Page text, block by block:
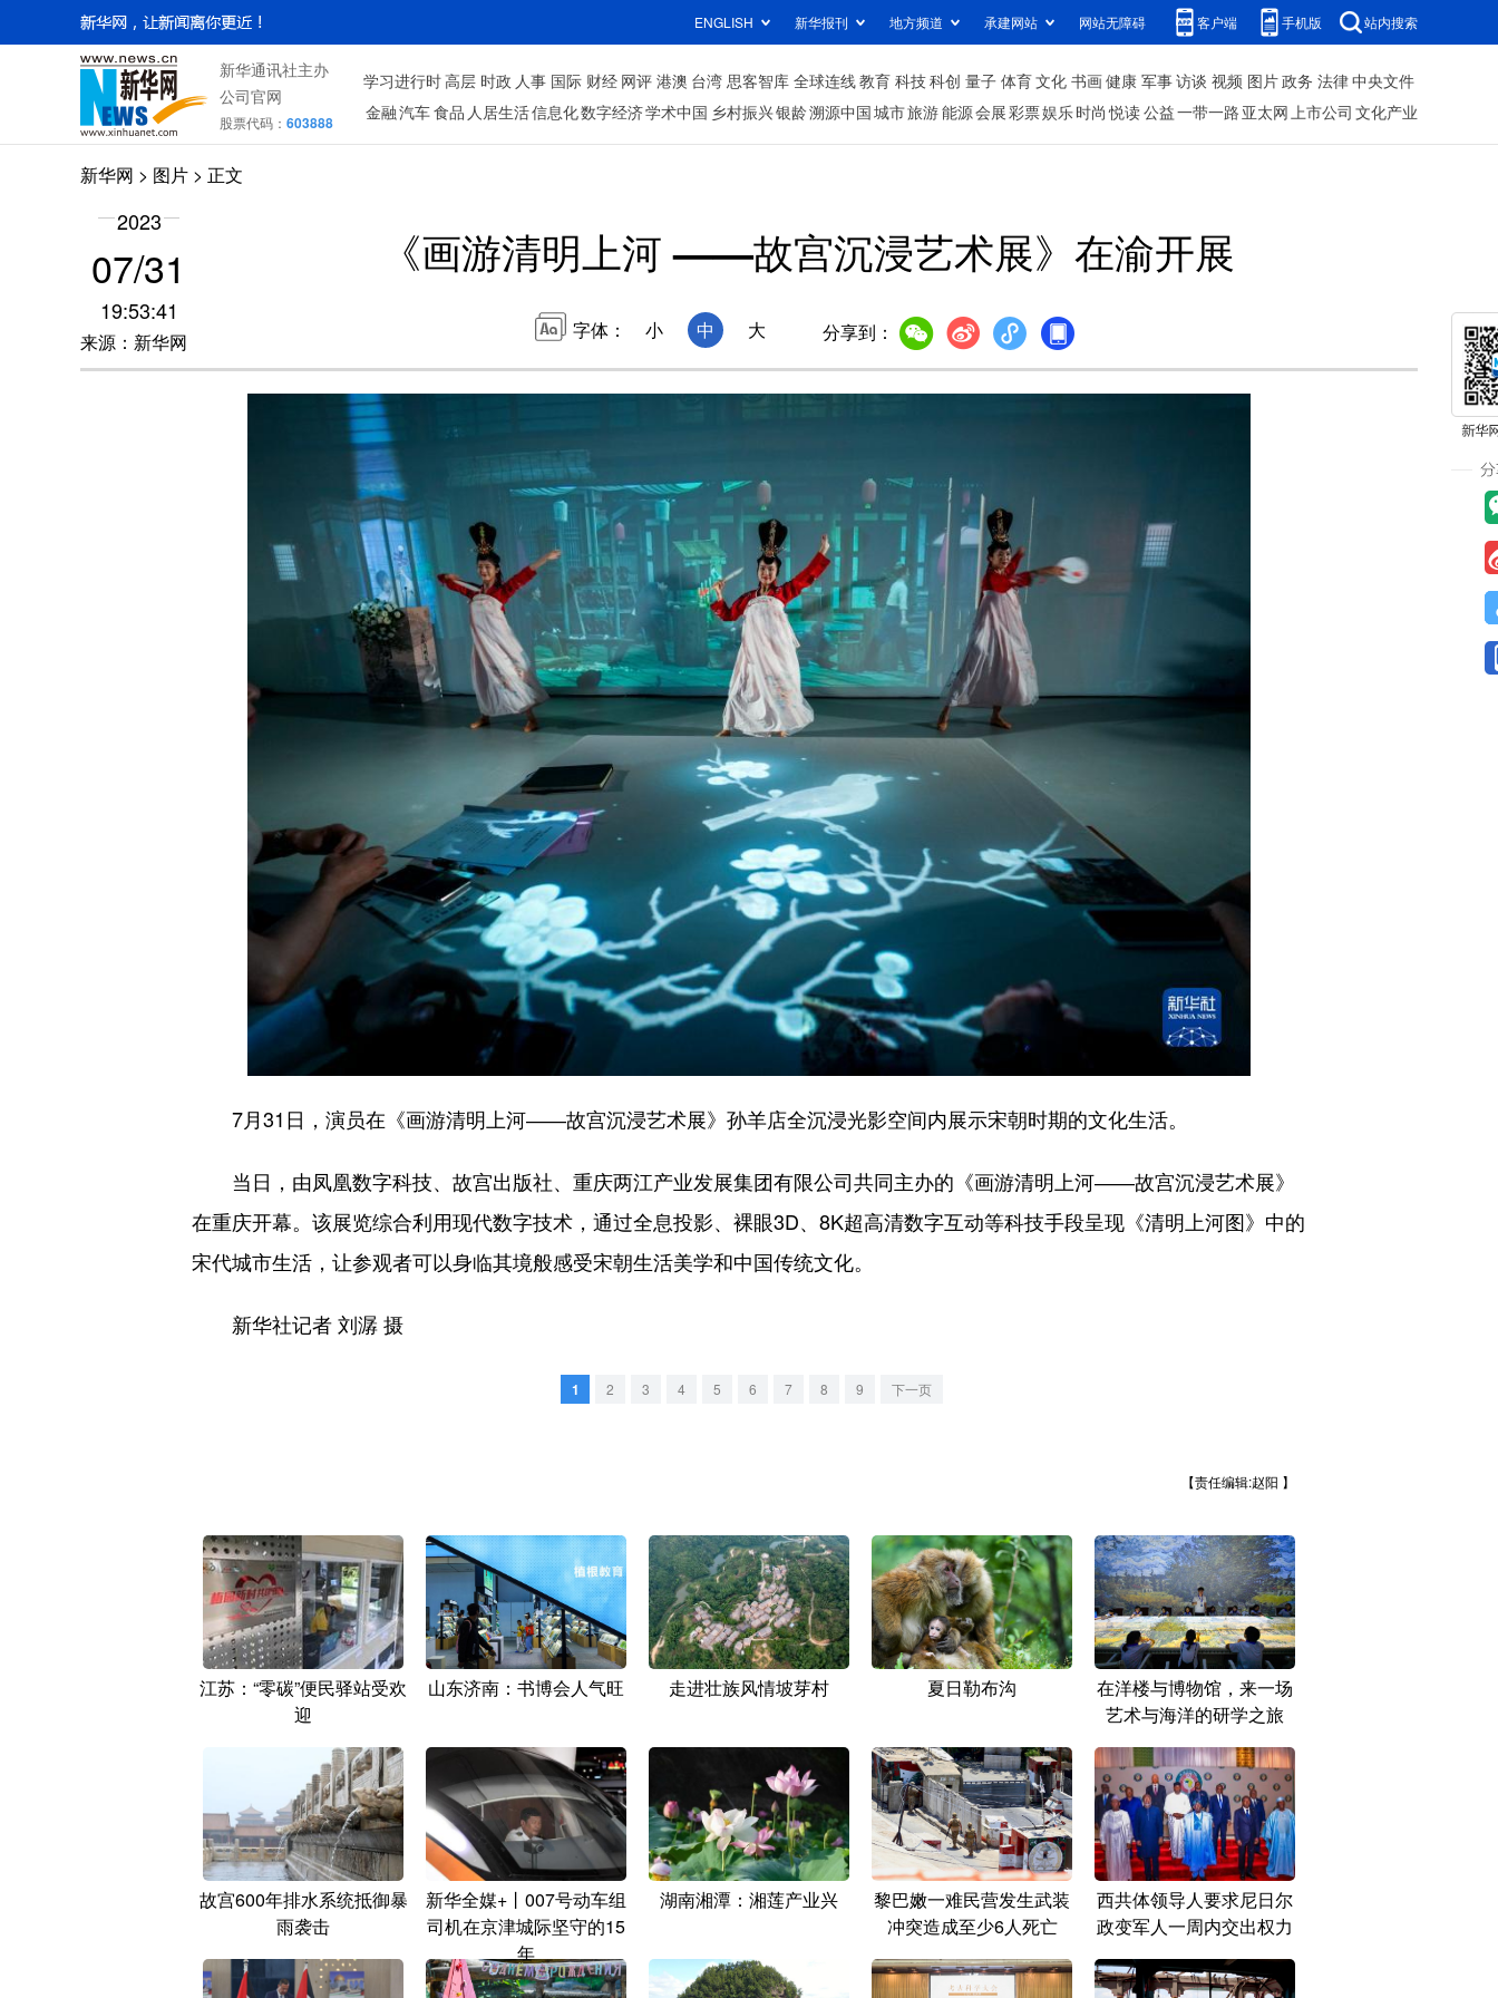
ENGLISH 新华报刊 地方频道 承建网站 网站无障碍 客户端 手机版 站内搜索
新华通讯社主办
公司官网
股票代码： 603888
学习进行时高层 时政 人事 国际 财经 网评 港澳 台湾 思客智库 全球连线教育 科技科创 量子 体育文化 书画健康 军事访谈 视频 图片政务 法律中央文件
金融汽车食品 人居生活信息化数字经济学术中国 乡村振兴银龄溯源中国城市旅游能源会展彩票娱乐时尚 悦读公益一带一路 亚太网上市公司 文化产业
新华网 > 图片 > 正文
2023
07/31
19:53:41
来源：新华网
《画游清明上河 ——故宫沉浸艺术展》在渝开展
字体： 小 中 大 分享到：
7月31日，演员在《画游清明上河――故宫沉浸艺术展》孙羊店全沉浸光影空间内展示宋朝时期的文化生活。
当日，由凤凰数字科技、故宫出版社、重庆两江产业发展集团有限公司共同主办的《画游清明上河――故宫沉浸艺术展》
在重庆开幕。该展览综合利用现代数字技术，通过全息投影、裸眼3D、8K超高清数字互动等科技手段呈现《清明上河图》中的
宋代城市生活，让参观者可以身临其境般感受宋朝生活美学和中国传统文化。
新华社记者 刘潺 摄
1 2 3 4 5 6 7 8 9 下一页
【责任编辑:赵阳 】
江苏：“零碳”便民驿站受欢
迎
山东济南：书博会人气旺 走进壮族风情坡芽村 夏日勒布沟
在洋楼与博物馆，来一场
艺术与海洋的研学之旅
故宫600年排水系统抵御暴
雨袭击
新华全媒+丨007号动车组
司机在京津城际坚守的15
年
湖南湘潭：湘莲产业兴
黎巴嫩一难民营发生武装
冲突造成至少6人死亡
西共体领导人要求尼日尔
政变军人一周内交出权力